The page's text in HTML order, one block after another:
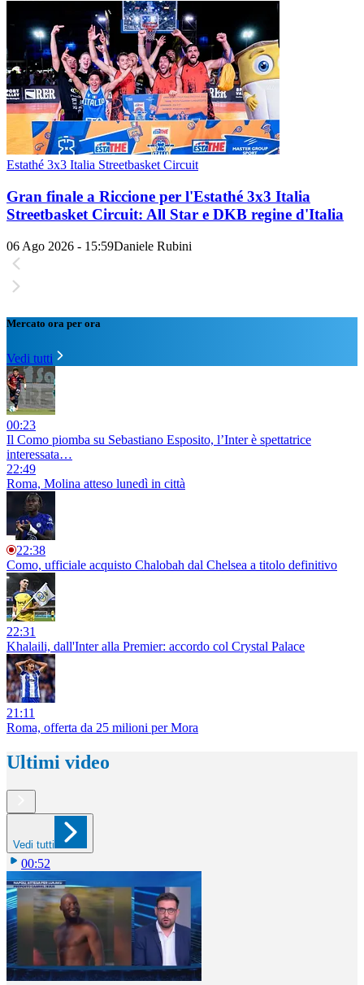
Estathé 3x3 Italia Streetbasket Circuit
Gran finale a Riccione per l'Estathé 3x3 Italia
Streetbasket Circuit: All Star e DKB regine d'Italia
06 Ago 2026 - 15:59Daniele Rubini
Mercato ora per ora
Vedi tutti
00:23
Il Como piomba su Sebastiano Esposito, l’Inter è spettatrice
interessata…
22:49
Roma, Molina atteso lunedì in città
22:38
Como, ufficiale acquisto Chalobah dal Chelsea a titolo definitivo
22:31
Khalaili, dall'Inter alla Premier: accordo col Crystal Palace
21:11
Roma, offerta da 25 milioni per Mora
Ultimi video
Vedi tutti
00:52